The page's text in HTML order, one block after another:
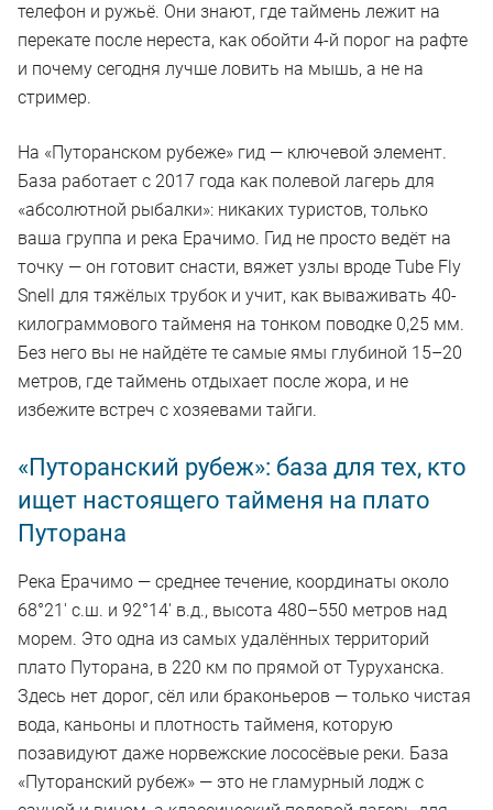
телефон и ружьё. Они знают, где таймень лежит на
перекате после нереста, как обойти 4-й порог на рафте
и почему сегодня лучше ловить на мышь, а не на
стример.
На «Путоранском рубеже» гид — ключевой элемент.
База работает с 2017 года как полевой лагерь для
«абсолютной рыбалки»: никаких туристов, только
ваша группа и река Ерачимо. Гид не просто ведёт на
точку — он готовит снасти, вяжет узлы вроде Tube Fly
Snell для тяжёлых трубок и учит, как вываживать 40-
килограммового тайменя на тонком поводке 0,25 мм.
Без него вы не найдёте те самые ямы глубиной 15–20
метров, где таймень отдыхает после жора, и не
избежите встреч с хозяевами тайги.
«Путоранский рубеж»: база для тех, кто
ищет настоящего тайменя на плато
Путорана
Река Ерачимо — среднее течение, координаты около
68°21′ с.ш. и 92°14′ в.д., высота 480–550 метров над
морем. Это одна из самых удалённых территорий
плато Путорана, в 220 км по прямой от Туруханска.
Здесь нет дорог, сёл или браконьеров — только чистая
вода, каньоны и плотность тайменя, которую
позавидуют даже норвежские лососёвые реки. База
«Путоранский рубеж» — это не гламурный лодж с